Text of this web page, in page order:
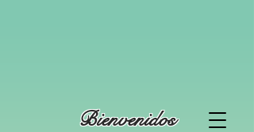
Bienvenidos